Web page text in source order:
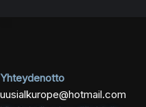
Yhteydenotto
uusialkurope@hotmail.com